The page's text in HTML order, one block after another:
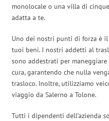
monolocale o una villa di
adatta a te.
Uno dei nostri punti di forza è
tuoi beni. I nostri addetti al
sono addestrati per
cura, garantendo che nulla
trasloco. Inoltre, utilizziamo
viaggio da Salerno a Tolone.
Tutti i dipendenti dell’azienda